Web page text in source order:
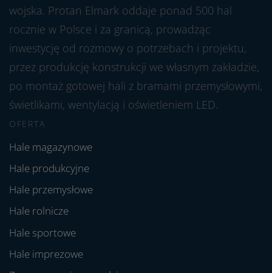
wojska. Protan Elmark oddaje ponad 500 hal
rocznie w Polsce i za granicą, prowadząc
inwestycję od rozmowy o potrzebach i projektu,
przez produkcję konstrukcji we własnym zakładzie,
po montaż gotowej hali z bramami przemysłowymi,
świetlikami, wentylacją i oświetleniem LED.
OFERTA
Hale magazynowe
Hale produkcyjne
Hale przemysłowe
Hale rolnicze
Hale sportowe
Hale imprezowe